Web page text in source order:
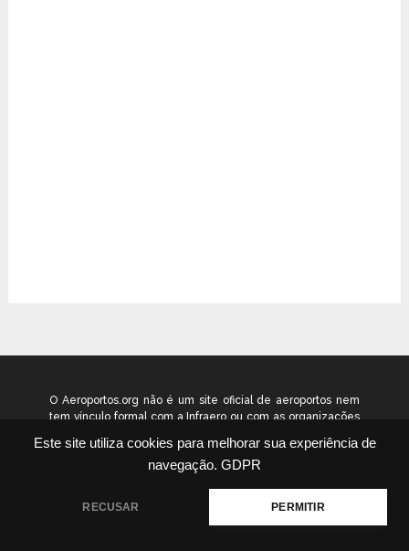
Este site utiliza cookies para melhorar sua experiência de
navegação. GDPR
RECUSAR PERMITIR
O Aeroportos.org não é um site oficial de aeroportos nem
tem vínculo formal com a Infraero ou com as organizações
como um guia independente de informação voltado ao
público geral. © 2026 aeroportos.org – Todos os direitos